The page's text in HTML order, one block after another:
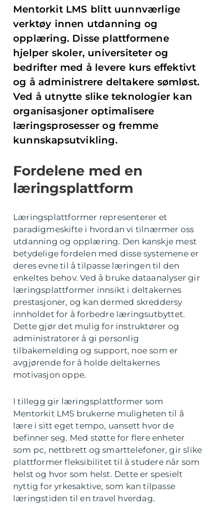
Mentorkit LMS blitt uunnværlige
verktøy innen utdanning og
opplæring. Disse plattformene
hjelper skoler, universiteter og
bedrifter med å levere kurs effektivt
og å administrere deltakere sømløst.
Ved å utnytte slike teknologier kan
organisasjoner optimalisere
læringsprosesser og fremme
kunnskapsutvikling.
Fordelene med en
læringsplattform
Læringsplattformer representerer et
paradigmeskifte i hvordan vi tilnærmer oss
utdanning og opplæring. Den kanskje mest
betydelige fordelen med disse systemene er
deres evne til å tilpasse læringen til den
enkeltes behov. Ved å bruke dataanalyser gir
læringsplattformer innsikt i deltakernes
prestasjoner, og kan dermed skreddersy
innholdet for å forbedre læringsutbyttet.
Dette gjør det mulig for instruktører og
administratorer å gi personlig
tilbakemelding og support, noe som er
avgjørende for å holde deltakernes
motivasjon oppe.
I tillegg gir læringsplattformer som
Mentorkit LMS brukerne muligheten til å
lære i sitt eget tempo, uansett hvor de
befinner seg. Med støtte for flere enheter
som pc, nettbrett og smarttelefoner, gir slike
plattformer fleksibilitet til å studere når som
helst og hvor som helst. Dette er spesielt
nyttig for yrkesaktive, som kan tilpasse
læringstiden til en travel hverdag.